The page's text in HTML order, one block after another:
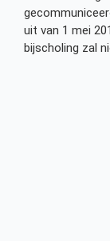
uit van 1 mei
bijscholing zal